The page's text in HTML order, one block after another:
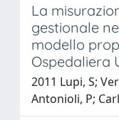
La
gestionale
modello
Ospedaliera
2011 Lupi, S;
Antonioli, P;